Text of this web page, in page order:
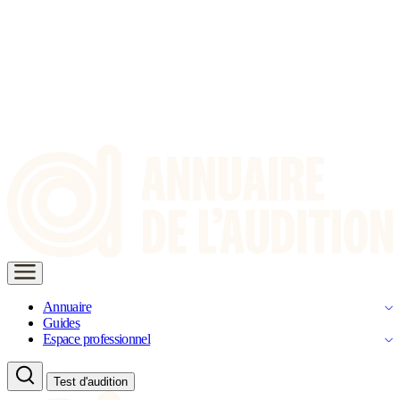
Annuaire
Guides
Espace professionnel
Test d'audition